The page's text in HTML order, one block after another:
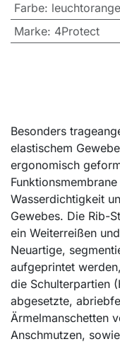
Farbe: leuchtorange
Marke: 4Protect
Besonders
elastischem
ergonomisch
Wasserdichtigkeit
Gewebes. Die Rib-
ein Weiterreißen
Neuartige,
aufgeprintet
die Schulterpartien
abgesetzte,
Ärmelmanschetten
Anschmutzen,